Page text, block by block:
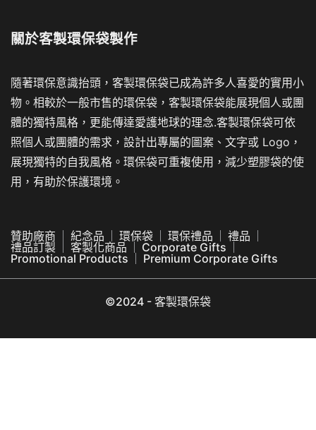
關於客製環保袋製作
隨著環保意識抬頭，客製環保袋已成為許多人喜愛的實用小
物。相較於一般市售的環保袋，客製環保袋能展現個人或團
體的獨特風格，更能傳達愛護地球的理念.客製環保袋可依
照個人或團體的需求，設計出專屬的圖案、文字或 Logo，
展現獨特的自我風格。環保袋可重複使用，減少塑膠袋的使
用，有助於保護環境。
贊助廠商 紀念品 環保袋 環保禮品
禮品
禮品訂製
客製化商品
Corporate Gifts
Promotional Products
Premium Corporate Gifts
©2024 - 客製環保袋